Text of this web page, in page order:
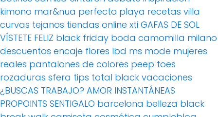
kimono mar&nua perfecto playa recetas villa
curvas tejanos tiendas online xti GAFAS DE SOL
VÍSTETE FELIZ black friday boda camomilla milano
descuentos encaje flores lbd ms mode mujeres
reales pantalones de colores peep toes
rozaduras sfera tips total black vacaciones
¿BUSCAS TRABAJO? AMOR INSTANTÁNEAS
PROPOINTS SENTIGALO barcelona belleza black